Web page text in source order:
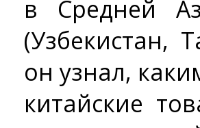
в Средней
(Узбекистан,
он узнал,
китайские